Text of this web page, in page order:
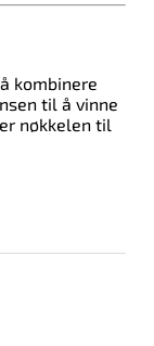
kombinere
til å vinne
nøkkelen til